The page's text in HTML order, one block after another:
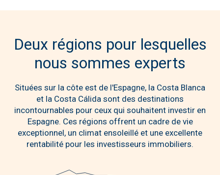
Deux régions pour lesquelles
nous sommes experts
Situées sur la côte est de l'Espagne, la Costa Blanca
et la Costa Cálida sont des destinations
incontournables pour ceux qui souhaitent investir en
Espagne. Ces régions offrent un cadre de vie
exceptionnel, un climat ensoleillé et une excellente
rentabilité pour les investisseurs immobiliers.